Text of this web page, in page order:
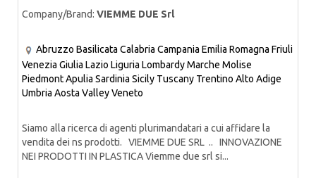
Company/Brand: VIEMME DUE Srl
Abruzzo Basilicata Calabria Campania Emilia Romagna Friuli
Venezia Giulia Lazio Liguria LombardyMarche Molise
PiedmontApulia Sardinia Sicily Tuscany Trentino Alto Adige
Umbria Aosta ValleyVeneto
Siamo alla ricerca di agenti plurimandatari a cui affidare la
vendita dei ns prodotti. VIEMME DUE SRL .. INNOVAZIONE
NEI PRODOTTI IN PLASTICA Viemme due srl si...